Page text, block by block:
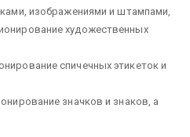
изображениями и штампами,
художественных
спичечных этикеток и
значков и знаков, а